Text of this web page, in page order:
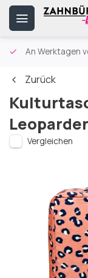
An Werktagen
Zurück
Vergleichen